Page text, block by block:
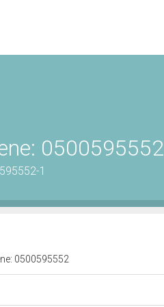
0500595552
1
0500595552